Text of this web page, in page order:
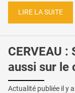
LIRE LA SUITE
CERVEAU
aussi sur le
Actualité publiée il y a